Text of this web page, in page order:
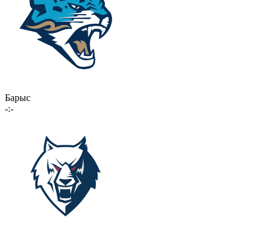
Барыс
-:-